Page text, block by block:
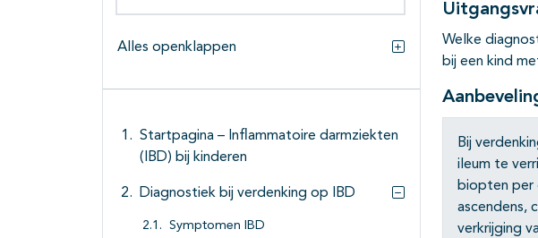
Zoeken binnen deze
Alles openklappen
Alles openklappen
Startpagina – Inflammatoire darmziekten
(IBD) bij kinderen
Diagnostiek bij verdenking op IBD
Subpagina's open-
Symptomen IBD
Welke
bij een kind
Bij
ileum te
biopten per
ascendens,
verkrijging